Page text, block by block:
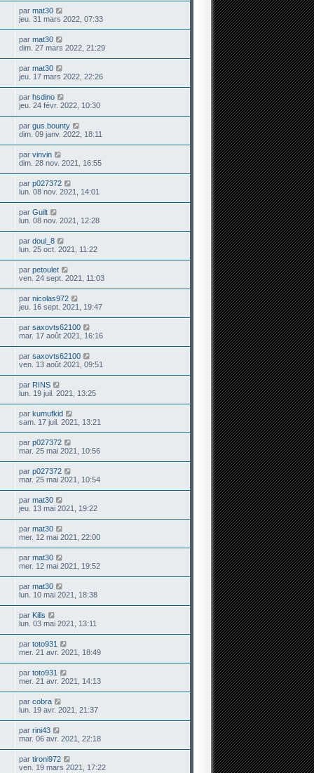
par mat30
jeu. 31 mars 2022, 07:33
par mat30
dim. 27 mars 2022, 21:29
par mat30
jeu. 17 mars 2022, 22:26
par hsdino
jeu. 24 févr. 2022, 10:30
par gus.bounty
dim. 09 janv. 2022, 18:11
par vinvin
dim. 28 nov. 2021, 16:55
par p027372
lun. 08 nov. 2021, 14:01
par Guilt
lun. 08 nov. 2021, 12:28
par doul_8
lun. 25 oct. 2021, 11:22
par petoulet
ven. 24 sept. 2021, 11:03
par nicolas972
jeu. 16 sept. 2021, 19:47
par saxovts62100
mar. 17 août 2021, 16:16
par saxovts62100
ven. 13 août 2021, 09:51
par RINS
lun. 19 juil. 2021, 13:25
par kumufkid
sam. 17 juil. 2021, 13:21
par p027372
mar. 25 mai 2021, 10:56
par p027372
mar. 25 mai 2021, 10:54
par mat30
jeu. 13 mai 2021, 19:22
par mat30
mer. 12 mai 2021, 22:00
par mat30
mer. 12 mai 2021, 19:52
par mat30
lun. 10 mai 2021, 18:38
par Kills
lun. 03 mai 2021, 13:11
par toto931
mer. 21 avr. 2021, 18:49
par toto931
mer. 21 avr. 2021, 14:13
par cobra
lun. 19 avr. 2021, 21:37
par rini43
mar. 06 avr. 2021, 22:18
par tironi972
ven. 19 mars 2021, 17:22